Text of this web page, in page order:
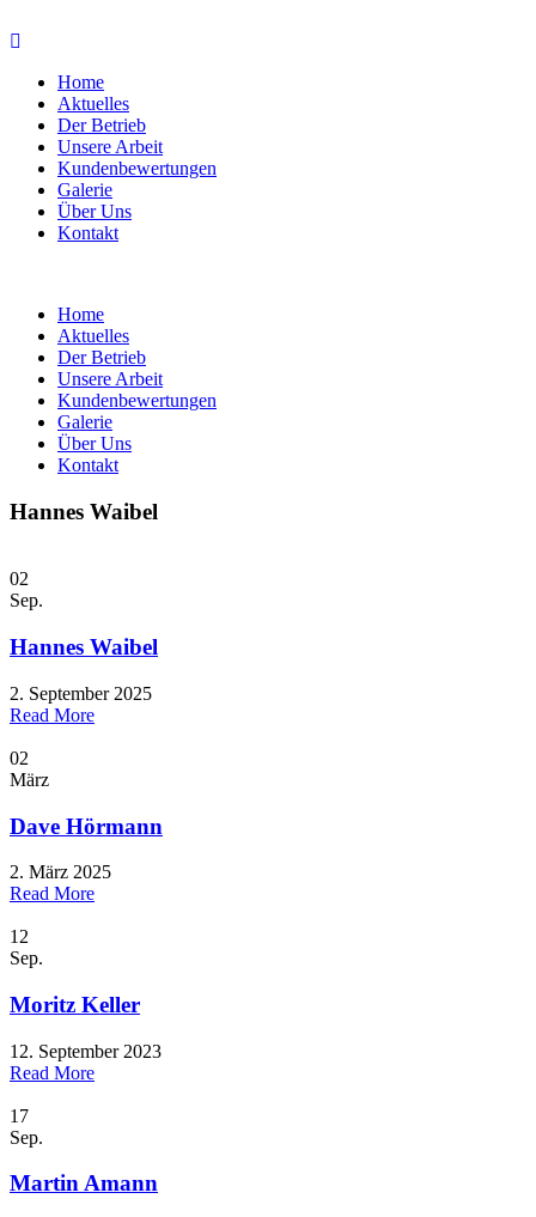
Home
Aktuelles
Der Betrieb
Unsere Arbeit
Kundenbewertungen
Galerie
Über Uns
Kontakt
Home
Aktuelles
Der Betrieb
Unsere Arbeit
Kundenbewertungen
Galerie
Über Uns
Kontakt
Hannes Waibel
02
Sep.
Hannes Waibel
2. September 2025
Read More
02
März
Dave Hörmann
2. März 2025
Read More
12
Sep.
Moritz Keller
12. September 2023
Read More
17
Sep.
Martin Amann